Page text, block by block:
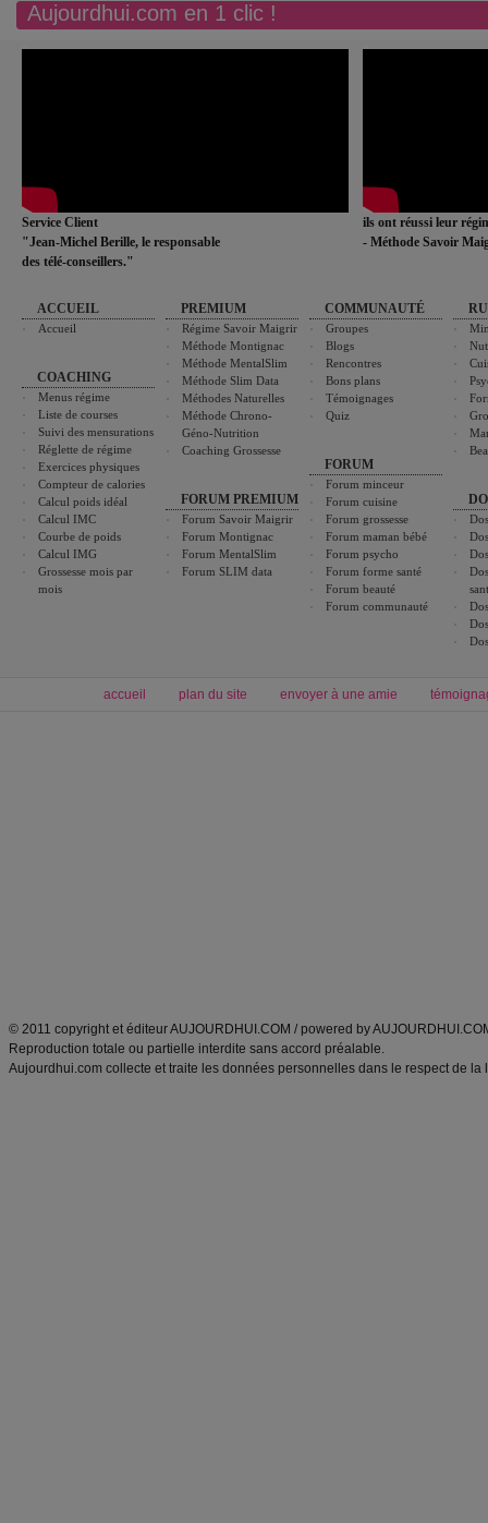
Aujourdhui.com en 1 clic !
Service Client
"Jean-Michel Berille, le responsable
des télé-conseillers."
ils ont réussi leur
- Méthode Savoir
ACCUEIL
Accueil
COACHING
Menus régime
Liste de courses
Suivi des mensurations
Réglette de régime
Exercices physiques
Compteur de calories
Calcul poids idéal
Calcul IMC
Courbe de poids
Calcul IMG
Grossesse mois par
mois
PREMIUM
Régime Savoir Maigrir
Méthode Montignac
Méthode MentalSlim
Méthode Slim Data
Méthodes Naturelles
Méthode Chrono-
Géno-Nutrition
Coaching Grossesse
FORUM PREMIUM
Forum Savoir Maigrir
Forum Montignac
Forum MentalSlim
Forum SLIM data
COMMUNAUTÉ
Groupes
Blogs
Rencontres
Bons plans
Témoignages
Quiz
FORUM
Forum minceur
Forum cuisine
Forum grossesse
Forum maman bébé
Forum psycho
Forum forme santé
Forum beauté
Forum communauté
accueil plan du site envoyer à une amie
© 2011 copyright et éditeur AUJOURDHUI.COM / powered by
Reproduction totale ou partielle interdite sans accord préalable.
Aujourdhui.com collecte et traite les données personnelles dans le respect de